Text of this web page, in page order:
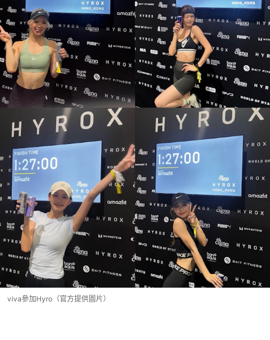
viva參加Hyro（官方提供圖片）